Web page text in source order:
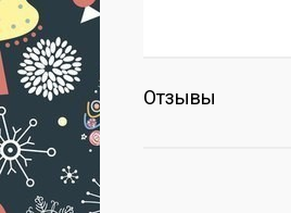
Отзывы